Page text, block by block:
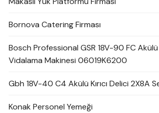
Bornova Catering Firması
Bosch Professional GSR 18V-90 FC
Vidalama Makinesi 06019K6200
Gbh 18V-40 C4 Akülü Kırıcı Delici 2X8A
Konak Personel Yemeği